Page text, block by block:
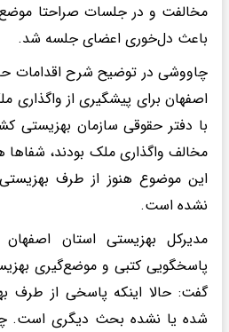
مخالفت و در جلسات صراحتا
باعث دل‌خوری اعضای جلسه شد.
چاووشی در توضیح شرح اقدامات
اصفهان برای پیشگیری از واگذاری
با دفتر حقوقی سازمان بهزیستی
مخالف واگذاری ملک بودند، شفاها
این موضوع هنوز از طرف
نشده است.
مدیرکل بهزیستی استان
پاسخگویی کتبی و موضع‌گیری
گفت: حالا اینکه پاسخی از طرف
شده یا نشده بحث دیگری است.